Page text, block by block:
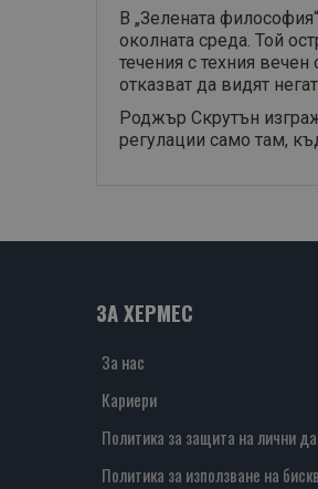
В „Зелената
околната среда. Той
течения с техния
отказват да видят
Роджър Скрутън
регулации само там,
ЗА ХЕРМЕС
За нас
Кариери
Политика за защита на лични
Политика за използване на